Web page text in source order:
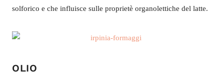
solforico e che influisce sulle proprietè organolettiche del latte.
OLIO